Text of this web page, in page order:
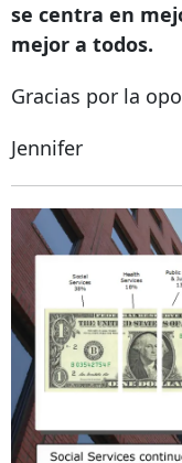
se centra en
mejor a todos.
Gracias por la
Jennifer